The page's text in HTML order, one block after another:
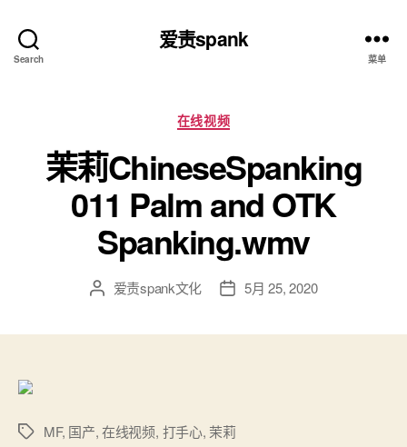
Search
爱责spank
菜单
分
类
在线视频
茉莉ChineseSpanking
011 Palm and OTK
Spanking.wmv
文 爱责spank文化
发 5月 25, 2020
标
MF, 国产,在线视频, 打手心, 茉莉